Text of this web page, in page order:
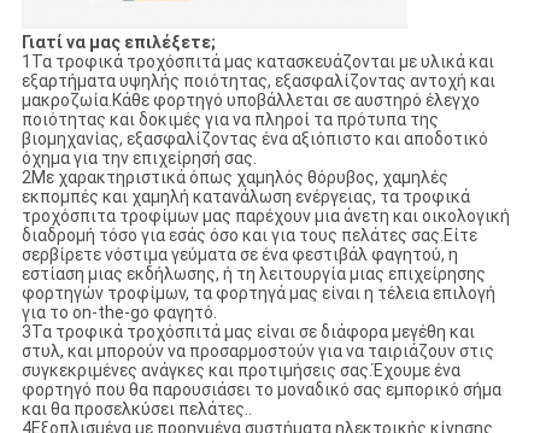
Γιατί να μας επιλέξετε;
1Τα τροφικά τροχόσπιτά μας κατασκευάζονται με υλικά και
εξαρτήματα υψηλής ποιότητας, εξασφαλίζοντας αντοχή και
μακροζωία.Κάθε φορτηγό υποβάλλεται σε αυστηρό έλεγχο
ποιότητας και δοκιμές για να πληροί τα πρότυπα της
βιομηχανίας, εξασφαλίζοντας ένα αξιόπιστο και αποδοτικό
όχημα για την επιχείρησή σας.
2Με χαρακτηριστικά όπως χαμηλός θόρυβος, χαμηλές
εκπομπές και χαμηλή κατανάλωση ενέργειας, τα τροφικά
τροχόσπιτα τροφίμων μας παρέχουν μια άνετη και οικολογική
διαδρομή τόσο για εσάς όσο και για τους πελάτες σας.Είτε
σερβίρετε νόστιμα γεύματα σε ένα φεστιβάλ φαγητού, η
εστίαση μιας εκδήλωσης, ή τη λειτουργία μιας επιχείρησης
φορτηγών τροφίμων, τα φορτηγά μας είναι η τέλεια επιλογή
για το on-the-go φαγητό.
3Τα τροφικά τροχόσπιτά μας είναι σε διάφορα μεγέθη και
στυλ, και μπορούν να προσαρμοστούν για να ταιριάζουν στις
συγκεκριμένες ανάγκες και προτιμήσεις σας.Έχουμε ένα
φορτηγό που θα παρουσιάσει το μοναδικό σας εμπορικό σήμα
και θα προσελκύσει πελάτες..
4Εξοπλισμένα με προηγμένα συστήματα ηλεκτρικής κίνησης